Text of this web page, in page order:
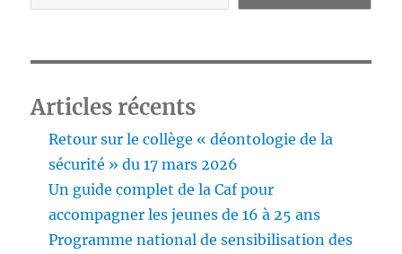
Articles récents
Retour sur le collège « déontologie de la
sécurité » du 17 mars 2026
Un guide complet de la Caf pour
accompagner les jeunes de 16 à 25 ans
Programme national de sensibilisation des